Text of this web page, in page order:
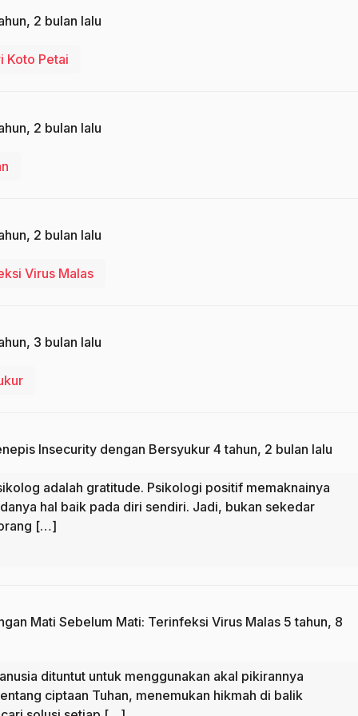
2 bulan lalu
Koto Petai
2 bulan lalu
2 bulan lalu
Virus Malas
3 bulan lalu
Insecurity dengan Bersyukur 4 tahun, 2 bulan lalu
adalah gratitude. Psikologi positif memaknainya
hal baik pada diri sendiri. Jadi, bukan sekedar
[…]
Mati Sebelum Mati: Terinfeksi Virus Malas 5 tahun, 8
dituntut untuk menggunakan akal pikirannya
ciptaan Tuhan, menemukan hikmah di balik